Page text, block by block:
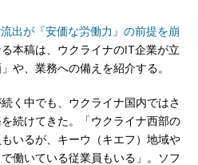
出が『安価な労働力』の前提を崩
本稿は、ウクライナのIT企業が立
や、業務への備えを紹介する。
く中でも、ウクライナ国内ではさ
続けてきた。「ウクライナ西部の
いるが、キーウ（キエフ）地域や
働いている従業員もいる」。ソフ